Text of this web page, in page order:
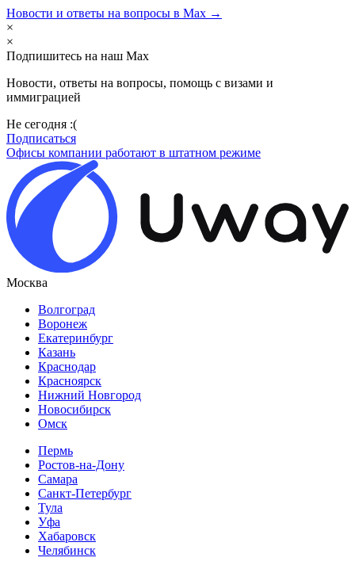
Новости и ответы на вопросы в Max →
×
×
Подпишитесь на наш Max
Новости, ответы на вопросы, помощь с визами и
иммиграцией
Не сегодня :(
Подписаться
Офисы компании работают в штатном режиме
Москва
Волгоград
Воронеж
Екатеринбург
Казань
Краснодар
Красноярск
Нижний Новгород
Новосибирск
Омск
Пермь
Ростов-на-Дону
Самара
Санкт-Петербург
Тула
Уфа
Хабаровск
Челябинск